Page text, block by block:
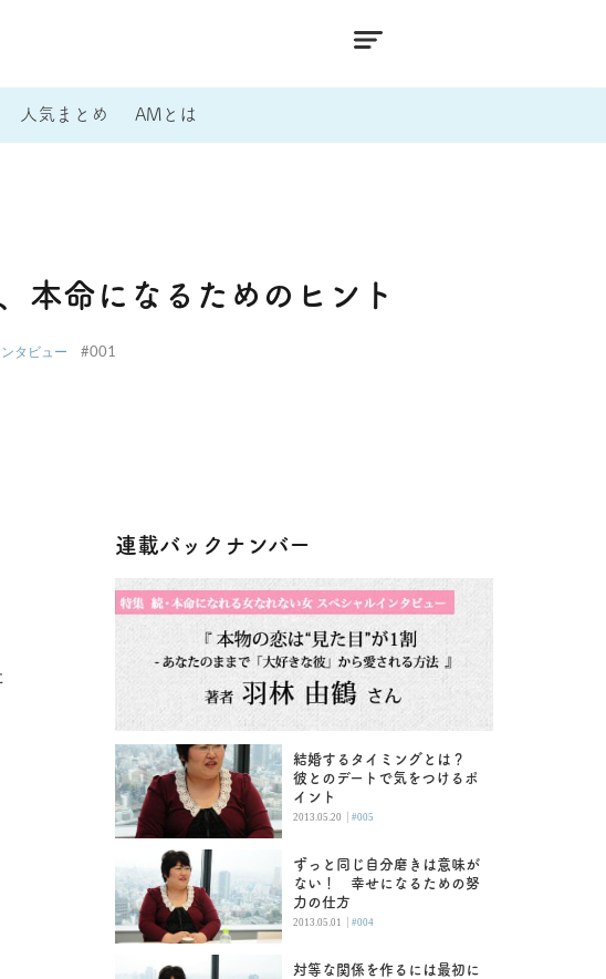
人気まとめ AMとは
本命になるためのヒント
タビュー #001
連載バックナンバー
結婚するタイミングとは？
彼とのデートで気をつけるポ
イント
2013.05.20 | #005
ずっと同じ自分磨きは意味が
ない！ 幸せになるための努
力の仕方
2013.05.01 | #004
対等な関係を作るには最初に